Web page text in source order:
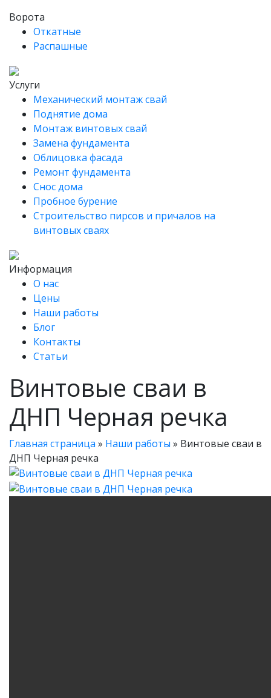
Ворота
Откатные
Распашные
Услуги
Механический монтаж свай
Поднятие дома
Монтаж винтовых свай
Замена фундамента
Облицовка фасада
Ремонт фундамента
Снос дома
Пробное бурение
Строительство пирсов и причалов на
винтовых сваях
Информация
О нас
Цены
Наши работы
Блог
Контакты
Статьи
Винтовые сваи в
ДНП Черная речка
Главная страница » Наши работы » Винтовые сваи в
ДНП Черная речка